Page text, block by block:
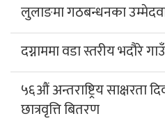
लुलाङमा गठबन्धनका
दग्नाममा वडा स्तरीय भदौरे
५६औं अन्तराष्ट्रिय साक्षरता
छात्रवृत्ति बितरण